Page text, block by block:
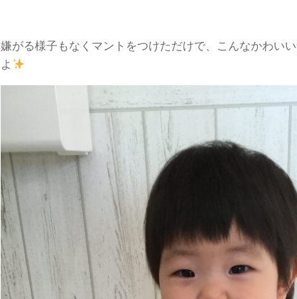
嫌がる様子もなくマントをつけただけで、こんなかわい
よ